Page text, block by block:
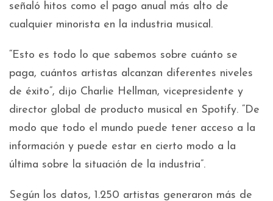
señaló hitos como el pago anual más alto de
cualquier minorista en la industria musical.
“Esto es todo lo que sabemos sobre cuánto se
paga, cuántos artistas alcanzan diferentes niveles
de éxito”, dijo Charlie Hellman, vicepresidente y
director global de producto musical en Spotify. “De
modo que todo el mundo puede tener acceso a la
información y puede estar en cierto modo a la
última sobre la situación de la industria”.
Según los datos, 1.250 artistas generaron más de